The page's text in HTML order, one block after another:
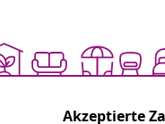
Akzeptierte